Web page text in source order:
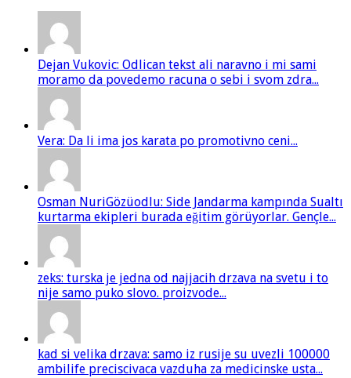
Dejan Vukovic: Odlican tekst ali naravno i mi sami
moramo da povedemo racuna o sebi i svom zdra...
Vera: Da li ima jos karata po promotivno ceni...
Osman NuriGözüodlu: Side Jandarma kampında Sualtı
kurtarma ekipleri burada eğitim görüyorlar. Gençle...
zeks: turska je jedna od najjacih drzava na svetu i to
nije samo puko slovo. proizvode...
kad si velika drzava: samo iz rusije su uvezli 100000
ambilife preciscivaca vazduha za medicinske usta...